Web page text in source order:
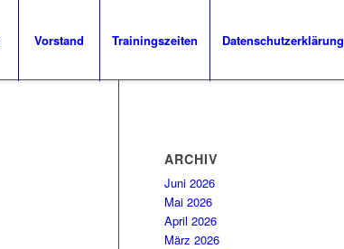
Vorstand Trainingszeiten Datenschutzerklärung
ARCHIV
Juni 2026
Mai 2026
April 2026
März 2026